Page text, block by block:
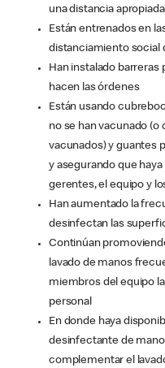
una distancia apropiada
Están entrenados en
distanciamiento social
Han instalado
hacen las órdenes
Están usando
no se han vacunado
vacunados) y guantes
y asegurando que
gerentes, el equipo y
Han aumentado la
desinfectan las
Continúan
lavado de manos
miembros del equipo
personal
En donde haya
desinfectante de
complementar el